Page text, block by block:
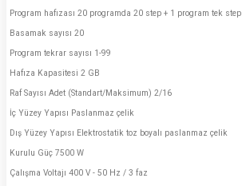
Program hafızası 20 programda 20 step + 1 program tek step
Basamak sayısı 20
Program tekrar sayısı 1-99
Hafıza Kapasitesi 2 GB
Raf Sayısı Adet (Standart/Maksimum) 2/16
İç Yüzey Yapısı Paslanmaz çelik
Dış Yüzey Yapısı Elektrostatik toz boyalı paslanmaz çelik
Kurulu Güç 7500 W
Çalışma Voltajı 400 V - 50 Hz / 3 faz